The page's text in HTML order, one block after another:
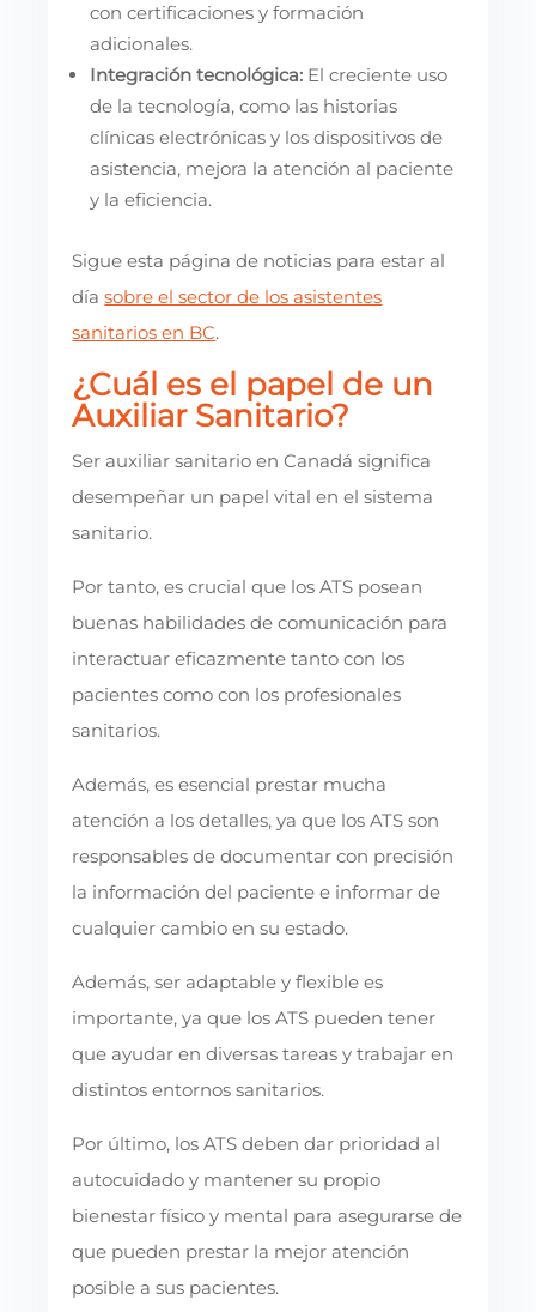
con certificaciones y formación
adicionales.
Integración tecnológica: El creciente uso
de la tecnología, como las historias
clínicas electrónicas y los dispositivos de
asistencia, mejora la atención al paciente
y la eficiencia.
Sigue esta página de noticias para estar al
díasobre el sector de los asistentes
sanitarios en BC.
¿Cuál es el papel de un
Auxiliar Sanitario?
Ser auxiliar sanitario en Canadá significa
desempeñar un papel vital en el sistema
sanitario.
Por tanto, es crucial que los ATS posean
buenas habilidades de comunicación para
interactuar eficazmente tanto con los
pacientes como con los profesionales
sanitarios.
Además, es esencial prestar mucha
atención a los detalles, ya que los ATS son
responsables de documentar con precisión
la información del paciente e informar de
cualquier cambio en su estado.
Además, ser adaptable y flexible es
importante, ya que los ATS pueden tener
que ayudar en diversas tareas y trabajar en
distintos entornos sanitarios.
Por último, los ATS deben dar prioridad al
autocuidado y mantener su propio
bienestar físico y mental para asegurarse de
que pueden prestar la mejor atención
posible a sus pacientes.